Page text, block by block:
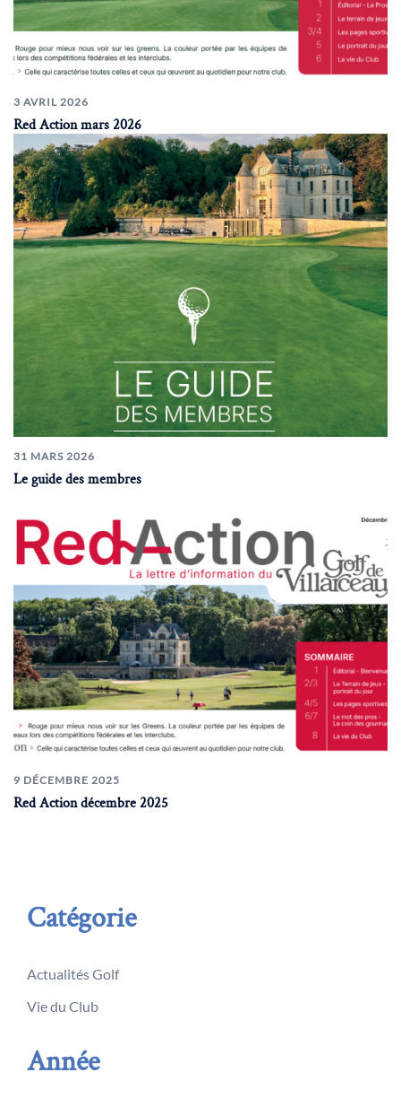
3 AVRIL 2026
Red Action mars 2026
31 MARS 2026
Le guide des membres
9 DÉCEMBRE 2025
Red Action décembre 2025
Catégorie
Actualités Golf
Vie du Club
Année